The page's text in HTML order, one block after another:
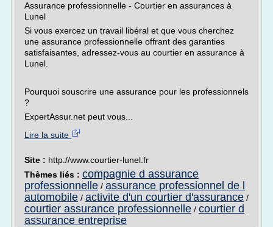
Assurance professionnelle - Courtier en assurances à
Lunel
Si vous exercez un travail libéral et que vous cherchez
une assurance professionnelle offrant des garanties
satisfaisantes, adressez-vous au courtier en assurance à
Lunel.
Pourquoi souscrire une assurance pour les professionnels
?
ExpertAssur.net peut vous...
Lire la suite
Site : http://www.courtier-lunel.fr
Thèmes liés : compagnie d assurance
professionnelle / assurance professionnel de l
automobile / activite d'un courtier d'assurance /
courtier assurance professionnelle / courtier d
assurance entreprise